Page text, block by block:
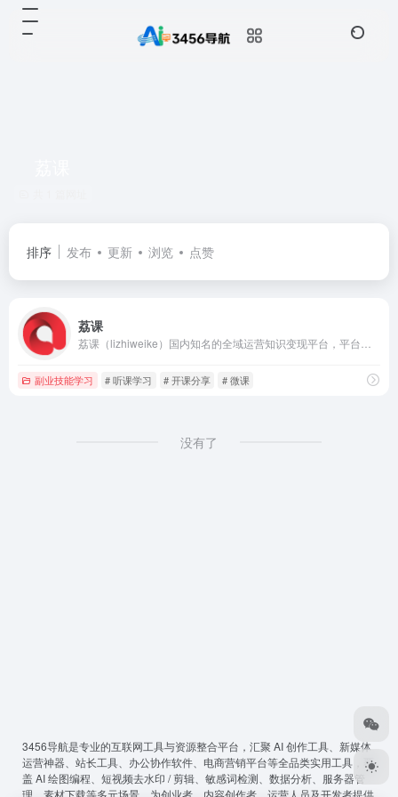
排序 发布 更新 浏览 点赞
荔课
副业技能学习 # 听课学习 # 开课分享 # 微课
没有了
3456导航是专业的互联网工具与资源整合平台，汇聚 AI 创作工具、新媒体
运营神器、站长工具、办公协作软件、电商营销平台等全品类实用工具，覆
盖 AI 绘图编程、短视频去水印 / 剪辑、敏感词检测、数据分析、服务器管
理、素材下载等多元场景，为创业者、内容创作者、运营人员及开发者提供